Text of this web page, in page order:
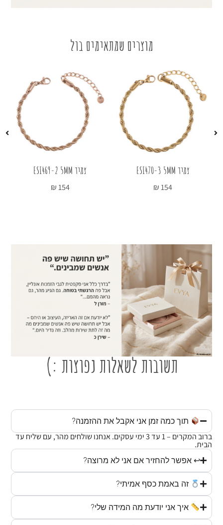
מוצרים שמתאימים בול
צמיד ESI470-3 5MM
154
₪
צמיד ESI469-2 5MM
154
₪
תשובות לשאלות נפוצות :)
תוך כמה זמן אני אקבל את ההזמנה?
ברוב המקרים – 1 עד 3 ימי עסקים. אנחנו שולחים מהר, עם שליח עד
הבית.
↩ אפשר להחזיר אם אני לא מרוצה?
זה באמת כסף אמיתי?
איך אני יודעת מה המידה שלי?